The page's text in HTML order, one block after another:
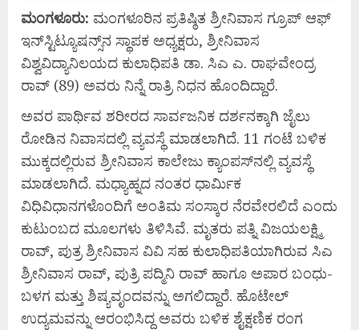
ಮಂಗಳೂರು: ಮಂಗಳೂರಿನ ಪ್ರತಿಷ್ಠಿತ ಶ್ರೀನಿವಾಸ ಗ್ರೂಪ್ ಆಫ್
ಇನ್‌ಸ್ಟಿಟ್ಯೂಷನ್ಸ್‌ನ ಸ್ಥಾಪಕ ಅಧ್ಯಕ್ಷರು, ಶ್ರೀನಿವಾಸ
ವಿಶ್ವವಿದ್ಯಾನಿಲಯದ ಕುಲಾಧಿಪತಿ ಡಾ. ಸಿಎ ಎ. ರಾಘವೇಂದ್ರ
ರಾವ್ (89) ಅವರು ನಿನ್ನೆ ರಾತ್ರಿ ನಿಧನ ಹೊಂದಿದ್ದಾರೆ.
ಅವರ ಪಾರ್ಥಿವ ಶರೀರದ ಸಾರ್ವಜನಿಕ ದರ್ಶನಕ್ಕಾಗಿ ಜೈಲು
ರೋಡಿನ ನಿವಾಸದಲ್ಲಿ ವ್ಯವಸ್ಥೆ ಮಾಡಲಾಗಿದೆ. 11 ಗಂಟೆ ಬಳಿಕ
ಮುಕ್ಕದಲ್ಲಿರುವ ಶ್ರೀನಿವಾಸ ಕಾಲೇಜು ಕ್ಯಾಂಪಸ್‌ನಲ್ಲಿ ವ್ಯವಸ್ಥೆ
ಮಾಡಲಾಗಿದೆ. ಮಧ್ಯಾಹ್ನದ ನಂತರ ಧಾರ್ಮಿಕ
ವಿಧಿವಿಧಾನಗಳೊಂದಿಗೆ ಅಂತಿಮ ಸಂಸ್ಕಾರ ನೆರವೇರಲಿದೆ ಎಂದು
ಕುಟುಂಬದ ಮೂಲಗಳು ತಿಳಿಸಿವೆ. ಮೃತರು ಪತ್ನಿ ವಿಜಯಲಕ್ಷ್ಮಿ
ರಾವ್, ಪುತ್ರ ಶ್ರೀನಿವಾಸ ವಿವಿ ಸಹ ಕುಲಾಧಿಪತಿಯಾಗಿರುವ ಸಿಎ
ಶ್ರೀನಿವಾಸ ರಾವ್, ಪುತ್ರಿ ಪದ್ಮಿನಿ ರಾವ್ ಹಾಗೂ ಅಪಾರ ಬಂಧು-
ಬಳಗ ಮತ್ತು ಶಿಷ್ಯವೃಂದವನ್ನು ಅಗಲಿದ್ದಾರೆ. ಹೊಟೇಲ್‌
ಉದ್ಯಮವನ್ನು ಆರಂಭಿಸಿದ್ದ ಅವರು ಬಳಿಕ ಶೈಕ್ಷಣಿಕ ರಂಗ